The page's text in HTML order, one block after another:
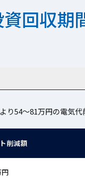
回収期
54〜81万円の電気代
削減額